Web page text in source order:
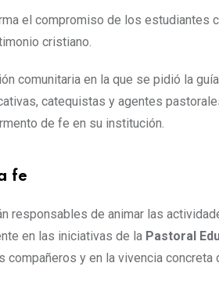
el compromiso de los estudiantes
cristiano.
comunitaria en la que se pidió la
catequistas y agentes
de fe en su institución.
fe
responsables de animar las
en las iniciativas de la Pastoral
compañeros y en la vivencia